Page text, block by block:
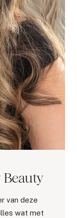
van deze
wat met